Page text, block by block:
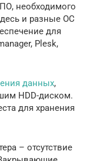
необходимого
и разные ОС
для
Plesk,
данных,
HDD-диском.
для хранения
– отсутствие